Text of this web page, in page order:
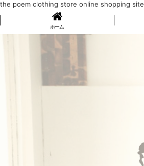
the poem clothing store online shopping site
ホーム